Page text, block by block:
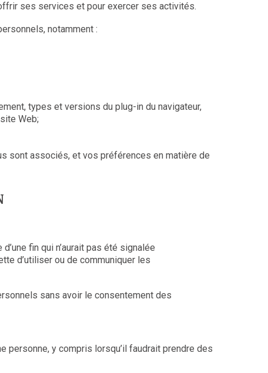
ses services et pour exercer ses activités.
notamment :
types et versions du plug-in du navigateur,
Web;
sont associés, et vos préférences en matière de
fin qui n’aurait pas été signalée
d’utiliser ou de communiquer les
sans avoir le consentement des
personne, y compris lorsqu’il faudrait prendre des